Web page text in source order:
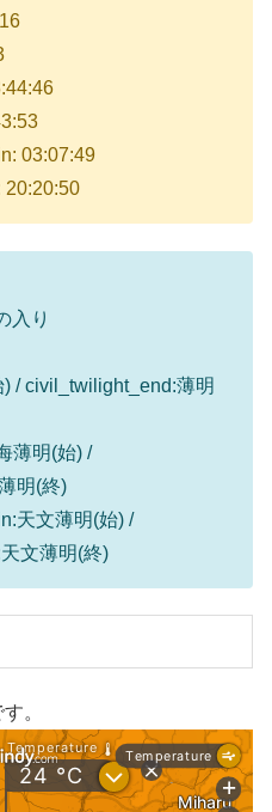
03:07:49
20:20:50
入り
/ civil_twilight_end:薄明
薄明(始) /
明(終)
天文薄明(始) /
文薄明(終)
。